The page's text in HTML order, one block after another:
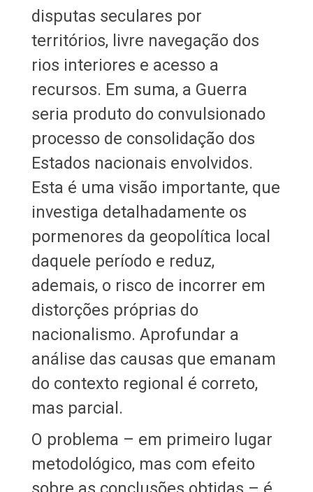
disputas seculares por
territórios, livre navegação dos
rios interiores e acesso a
recursos. Em suma, a Guerra
seria produto do convulsionado
processo de consolidação dos
Estados nacionais envolvidos.
Esta é uma visão importante, que
investiga detalhadamente os
pormenores da geopolítica local
daquele período e reduz,
ademais, o risco de incorrer em
distorções próprias do
nacionalismo. Aprofundar a
análise das causas que emanam
do contexto regional é correto,
mas parcial.
O problema – em primeiro lugar
metodológico, mas com efeito